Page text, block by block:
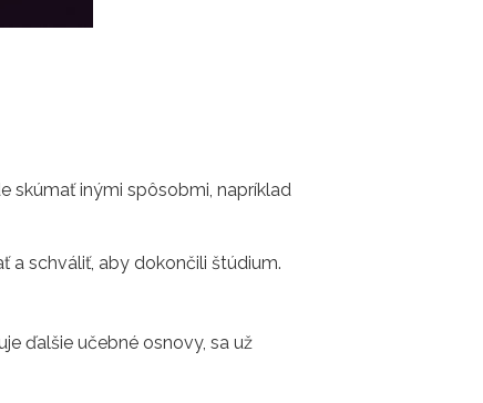
skúmať inými spôsobmi, napríklad
a schváliť, aby dokončili štúdium.
ďalšie učebné osnovy, sa už